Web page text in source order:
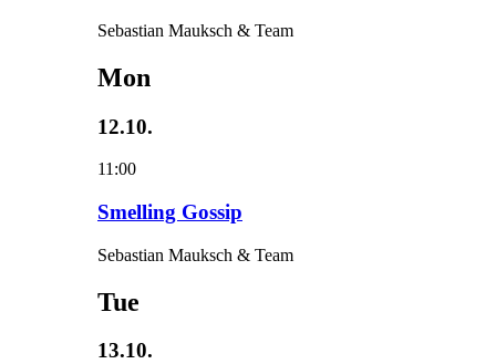
Sebastian Mauksch & Team
Mon
12.10.
11:00
Smelling Gossip
Sebastian Mauksch & Team
Tue
13.10.